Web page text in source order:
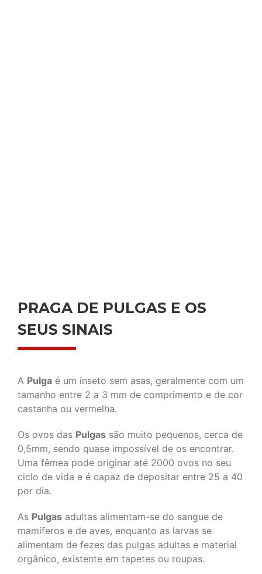
PRAGA DE PULGAS E OS
SEUS SINAIS
A Pulga é um inseto sem asas, geralmente com um
tamanho entre 2 a 3 mm de comprimento e de cor
castanha ou vermelha.
Os ovos das Pulgas são muito pequenos, cerca de
0,5mm, sendo quase impossível de os encontrar.
Uma fêmea pode originar até 2000 ovos no seu
ciclo de vida e é capaz de depositar entre 25 a 40
por dia.
As Pulgas adultas alimentam-se do sangue de
mamíferos e de aves, enquanto as larvas se
alimentam de fezes das pulgas adultas e material
orgânico, existente em tapetes ou roupas.